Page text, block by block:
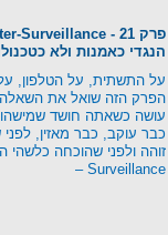
הנגדי כאמנות ולא
על התשתית, על הטלפון,
הפרק הזה שואל את
עושה כשאתה חושד
כבר עוקב, כבר מאזין,
Surveillance –